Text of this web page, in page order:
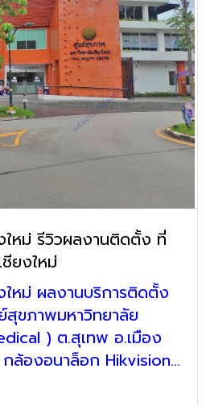
หม่ รีวิวผลงานติดตั้ง ที่
ยงใหม่
หม่ ผลงานบริการติดตั้ง
ขภาพมหาวิทยาลัย
กล้องอนาล็อก Hikvision